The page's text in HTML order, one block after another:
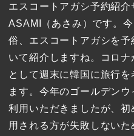
エスコートアガシ予約紹
ASAMI（あさみ）です。
俗、エスコートアガシを
いて紹介しますね。コロ
として週末に韓国に旅行
ます。今年のゴールデン
利用いただきましたが、
用される方が失敗しない